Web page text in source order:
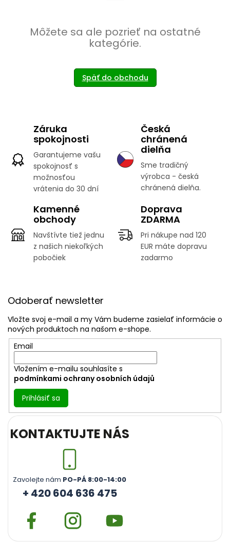
Môžete sa ale pozrieť na ostatné
kategórie.
Späť do obchodu
Záruka
spokojnosti
Garantujeme vašu
spokojnosť s
možnosťou
vrátenia do 30 dní
Česká
chránená
dielňa
Sme tradičný
výrobca - česká
chránená dielňa.
Kamenné
obchody
Navštívte tiež jednu
z našich niekoľkých
pobočiek
Doprava
ZDARMA
Pri nákupe nad 120
EUR máte dopravu
zadarmo
Odoberať newsletter
Vložte svoj e-mail a my Vám budeme zasielať informácie o
nových produktoch na našom e-shope.
Email
Vložením e-mailu souhlasíte s
podmínkami ochrany osobních údajů
Prihlásiť sa
KONTAKTUJTE NÁS
Zavolejte nám PO-PÁ 8:00-14:00
+ 420 604 636 475